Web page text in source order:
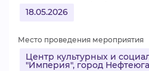
АНАЛИТИКА
18.05.2026
Место проведения мероприятия
Центр культурных и
"Империя", город